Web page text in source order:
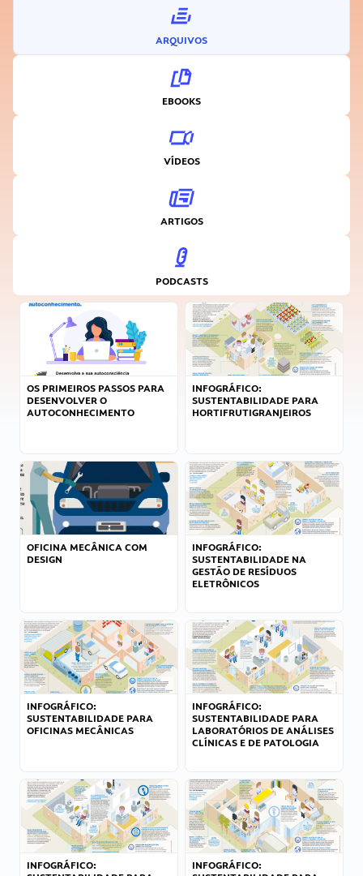
ARQUIVOS
EBOOKS
VÍDEOS
ARTIGOS
PODCASTS
OS PRIMEIROS PASSOS PARA
DESENVOLVER O
AUTOCONHECIMENTO
INFOGRÁFICO:
SUSTENTABILIDADE PARA
HORTIFRUTIGRANJEIROS
OFICINA MECÂNICA COM
DESIGN
INFOGRÁFICO:
SUSTENTABILIDADE NA
GESTÃO DE RESÍDUOS
ELETRÔNICOS
INFOGRÁFICO:
SUSTENTABILIDADE PARA
OFICINAS MECÂNICAS
INFOGRÁFICO:
SUSTENTABILIDADE PARA
LABORATÓRIOS DE ANÁLISES
CLÍNICAS E DE PATOLOGIA
INFOGRÁFICO:
INFOGRÁFICO: